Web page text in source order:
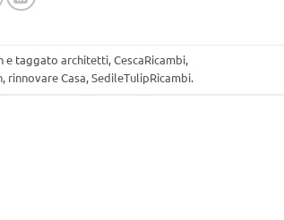
e taggato architetti,CescaRicambi,
, rinnovare Casa,SedileTulipRicambi.